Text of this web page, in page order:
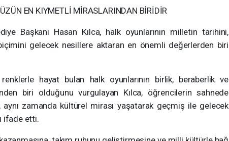
EN KIYMETLİ MİRASLARINDAN BİRİDİR
Başkanı Hasan Kılca, halk oyunlarının milletin tarihini,
gelecek nesillere aktaran en önemli değerlerden biri
hayat bulan halk oyunlarının birlik, beraberlik ve
biri olduğunu vurgulayan Kılca, öğrencilerin sahnede
aynı zamanda kültürel mirası yaşatarak geçmiş ile gelecek
ifade etti.